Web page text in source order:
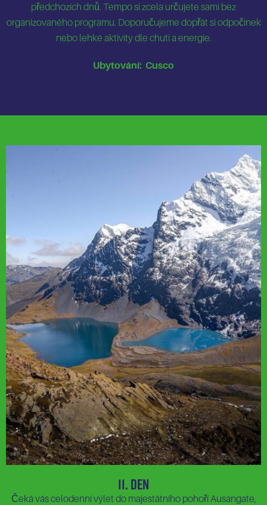
předchozích dnů. Tempo si zcela určujete sami bez
organizovaného programu. Doporučujeme dopřát si odpočinek
nebo lehké aktivity dle chuti a energie.
Ubytování: Cusco
11. Den
Čeká vás celodenní výlet do majestátního pohoří Ausangate,